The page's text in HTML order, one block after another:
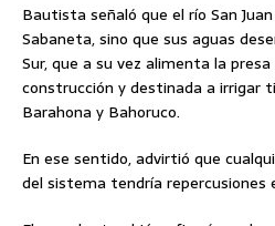
Bautista señaló que el río San
Sabaneta, sino que sus aguas
Sur, que a su vez alimenta la
construcción y destinada a irrigar
Barahona y Bahoruco.
En ese sentido, advirtió que
del sistema tendría repercusiones